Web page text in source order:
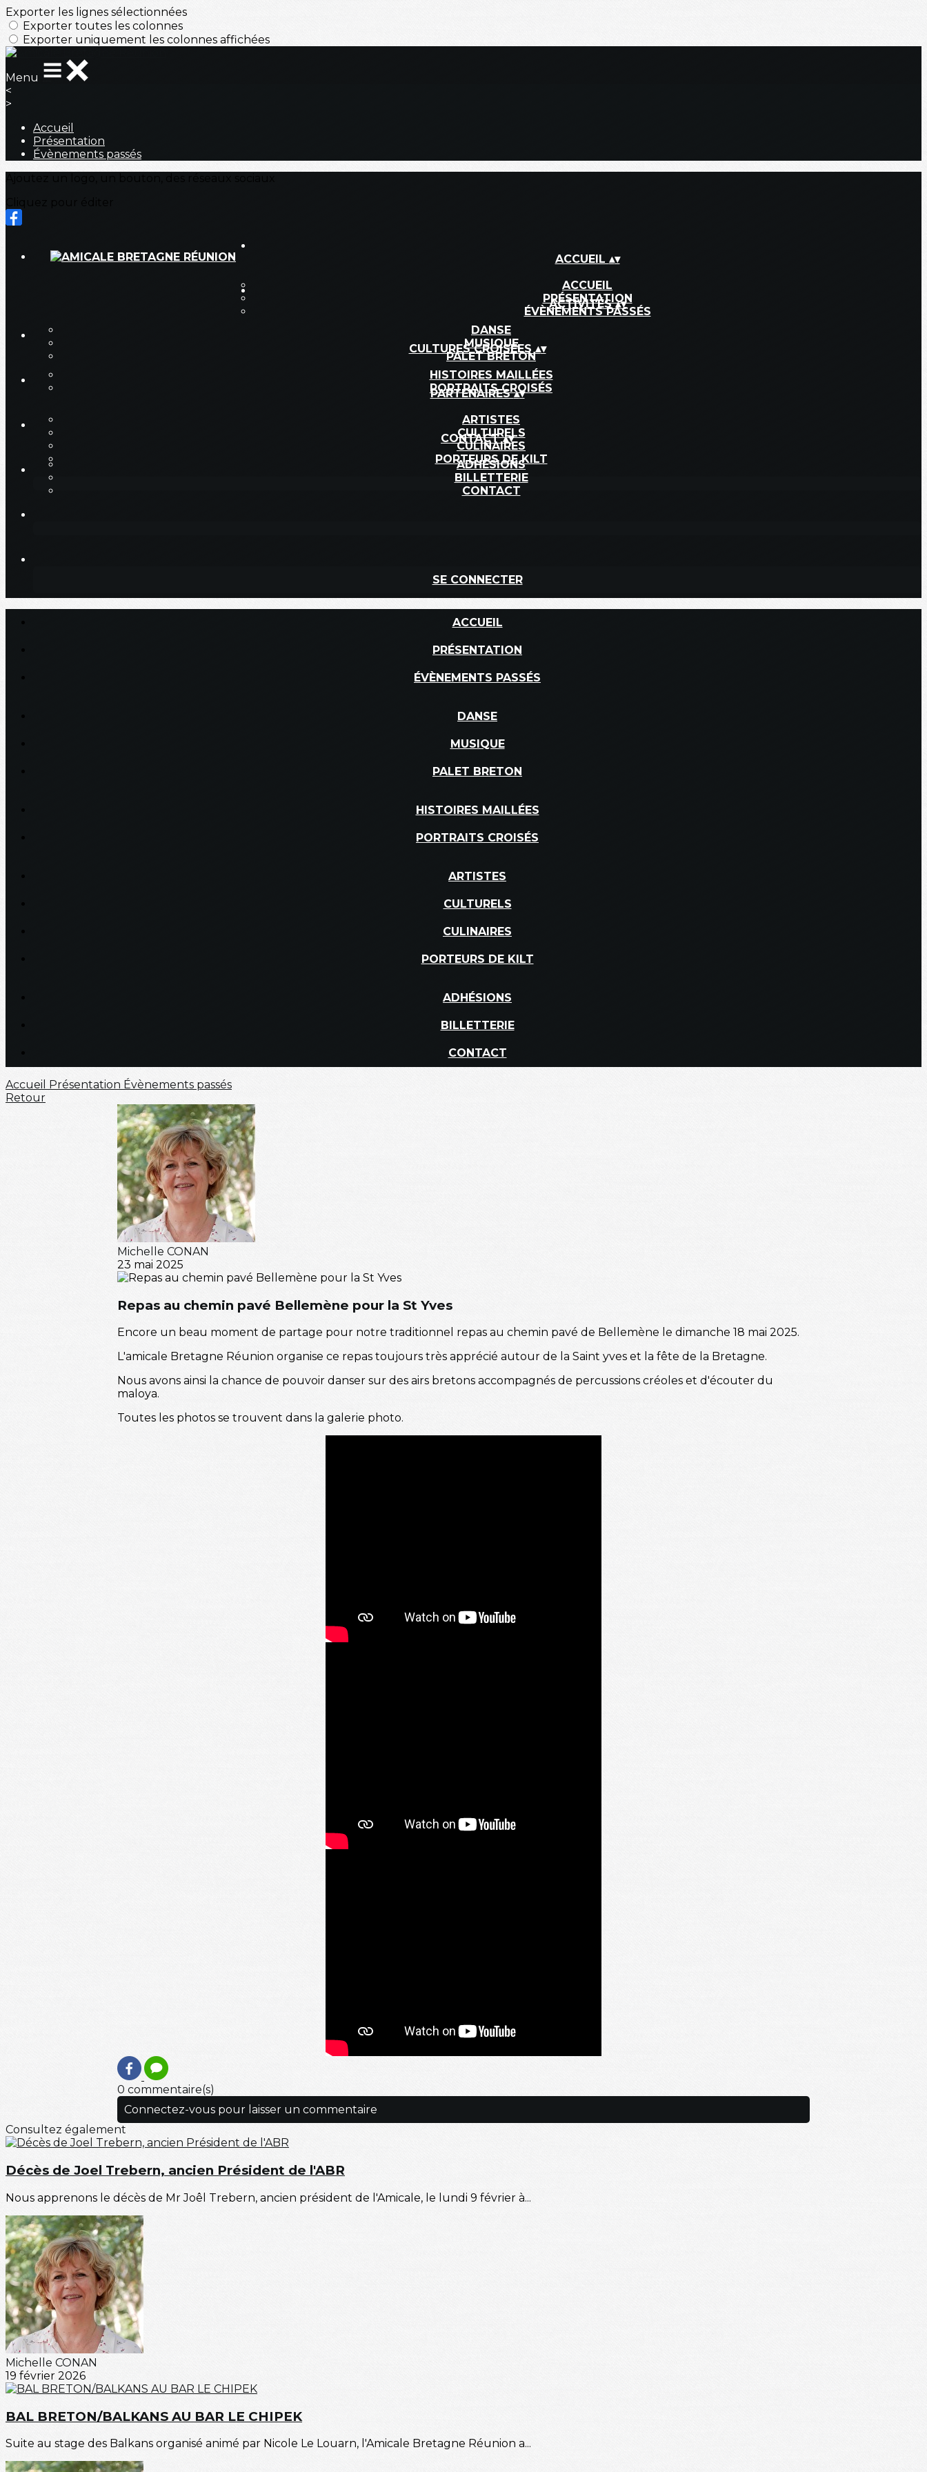
Exporter les lignes sélectionnées
Exporter toutes les colonnes
Exporter uniquement les colonnes affichées
Menu
<
>
Accueil
Présentation
Évènements passés
ACCUEIL ▴▾
ACCUEIL
PRÉSENTATION
ÉVÈNEMENTS PASSÉS
ACTIVITÉS▴▾
DANSE
MUSIQUE
PALET BRETON
CULTURES CROISÉES▴▾
HISTOIRES MAILLÉES
PORTRAITS CROISÉS
PARTENAIRES▴▾
ARTISTES
CULTURELS
CULINAIRES
PORTEURS DE KILT
CONTACT▴▾
ADHÉSIONS
BILLETTERIE
CONTACT
SE CONNECTER
ACCUEIL
PRÉSENTATION
ÉVÈNEMENTS PASSÉS
DANSE
MUSIQUE
PALET BRETON
HISTOIRES MAILLÉES
PORTRAITS CROISÉS
ARTISTES
CULTURELS
CULINAIRES
PORTEURS DE KILT
ADHÉSIONS
BILLETTERIE
CONTACT
Accueil Présentation Évènements passés
Retour
Michelle CONAN
23 mai 2025
Repas au chemin pavé Bellemène pour la St Yves
Encore un beau moment de partage pour notre traditionnel repas au chemin pavé de Bellemène le dimanche 18 mai 2025.
L'amicale Bretagne Réunion organise ce repas toujours très apprécié autour de la Saint yves et la fête de la Bretagne.
Nous avons ainsi la chance de pouvoir danser sur des airs bretons accompagnés de percussions créoles et d'écouter du
maloya.
Toutes les photos se trouvent dans la galerie photo.
0 commentaire(s)
Connectez-vous pour laisser un commentaire
Consultez également
Décès de Joel Trebern, ancien Président de l'ABR
Nous apprenons le décès de Mr Joêl Trebern, ancien président de l'Amicale, le lundi 9 février à...
Michelle CONAN
19 février 2026
BAL BRETON/BALKANS AU BAR LE CHIPEK
Suite au stage des Balkans organisé animé par Nicole Le Louarn, l'Amicale Bretagne Réunion a...